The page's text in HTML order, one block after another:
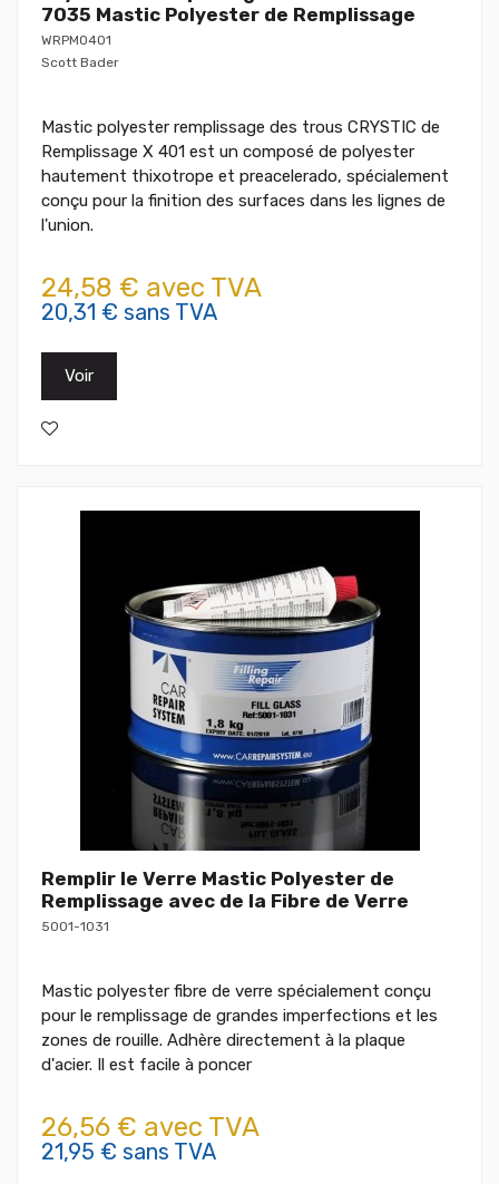
7035 Mastic Polyester de Remplissage
WRPM0401
Scott Bader
Mastic polyester remplissage des trous CRYSTIC de
Remplissage X 401 est un composé de polyester
hautement thixotrope et preacelerado, spécialement
conçu pour la finition des surfaces dans les lignes de
l'union.
24,58 € avec TVA
20,31 € sans TVA
Voir
Remplir le Verre Mastic Polyester de
Remplissage avec de la Fibre de Verre
5001-1031
Mastic polyester fibre de verre spécialement conçu
pour le remplissage de grandes imperfections et les
zones de rouille. Adhère directement à la plaque
d'acier. Il est facile à poncer
26,56 € avec TVA
21,95 € sans TVA